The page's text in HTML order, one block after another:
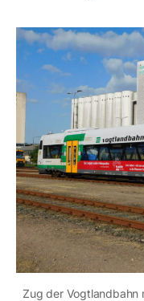
Zug der Vogtlandbahn